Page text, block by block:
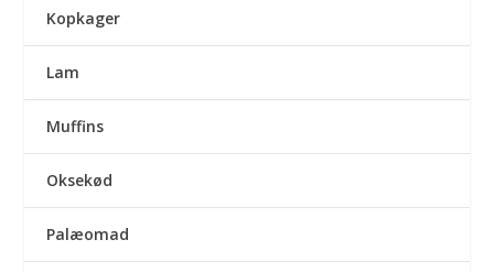
Kopkager
Lam
Muffins
Oksekød
Palæomad